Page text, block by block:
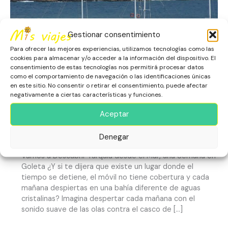
Gestionar consentimiento
Para ofrecer las mejores experiencias, utilizamos tecnologías como las
cookies para almacenar y/o acceder a la información del dispositivo. El
consentimiento de estas tecnologías nos permitirá procesar datos
como el comportamiento de navegación o las identificaciones únicas
en este sitio. No consentir o retirar el consentimiento, puede afectar
negativamente a ciertas características y funciones.
Aceptar
Denegar
Turquía desde el Mar: 7 días
de Azul Infinito
Naturaleza,Playas
Vamos a Descubrir Turquía desde el Mar, una Semana en
Goleta ¿Y si te dijera que existe un lugar donde el
tiempo se detiene, el móvil no tiene cobertura y cada
mañana despiertas en una bahía diferente de aguas
cristalinas? Imagina despertar cada mañana con el
sonido suave de las olas contra el casco de […]
Infinito